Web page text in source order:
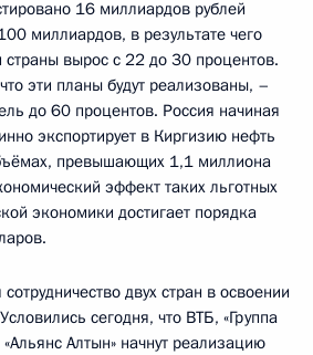
16 миллиардов рублей
миллиардов, в результате чего
страны вырос с 22 до 30 процентов.
эти планы будут реализованы, –
до 60 процентов. Россия начиная
экспортирует в Киргизию нефть
превышающих 1,1 миллиона
эффект таких льготных
экономики достигает порядка
двух стран в освоении
сегодня, что ВТБ, «Группа
Алтын» начнут реализацию